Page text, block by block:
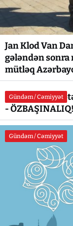
Jan Klod Van
gələndən sonra
mütləq
Gündəm / Cəmiyyət
Kürdəmirdə
- ÖZBAŞINALIQ!
Gündəm / Cəmiyyət